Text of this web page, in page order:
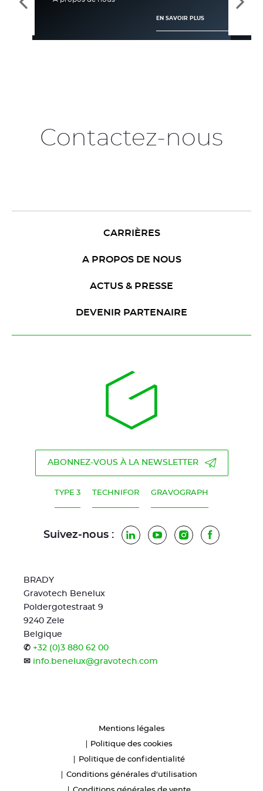
Voir
précédents
EN SAVOIR PLUS
Voir
Contactez-nous
CARRIÈRES
A PROPOS DE NOUS
ACTUS & PRESSE
DEVENIR PARTENAIRE
ABONNEZ-VOUS À LA NEWSLETTER
TYPE 3 TECHNIFOR GRAVOGRAPH
Suivez-nous : LinkedInYouTubeInstagramFacebook
BRADY
Gravotech Benelux
Poldergotestraat 9
9240 Zele
Belgique
✆ +32 (0)3 880 62 00
✉ info.benelux@gravotech.com
Mentions légales
Politique des cookies
Politique de confidentialité
Conditions générales d'utilisation